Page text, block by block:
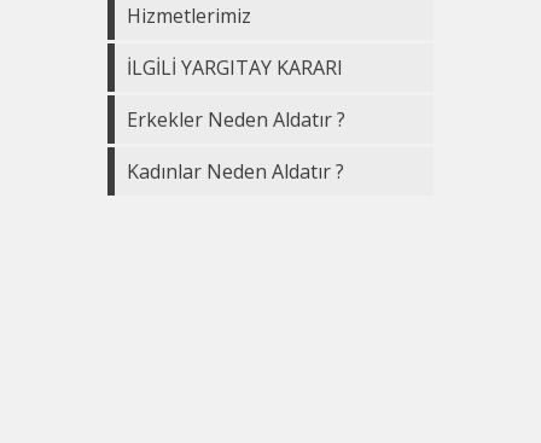
Hizmetlerimiz
İLGİLİ YARGITAY KARARI
Erkekler Neden Aldatır ?
Kadınlar Neden Aldatır ?